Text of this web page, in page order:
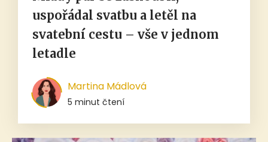
uspořádal svatbu a letěl na
svatební cestu – vše v jednom
letadle
Martina Mádlová
5 minut čtení